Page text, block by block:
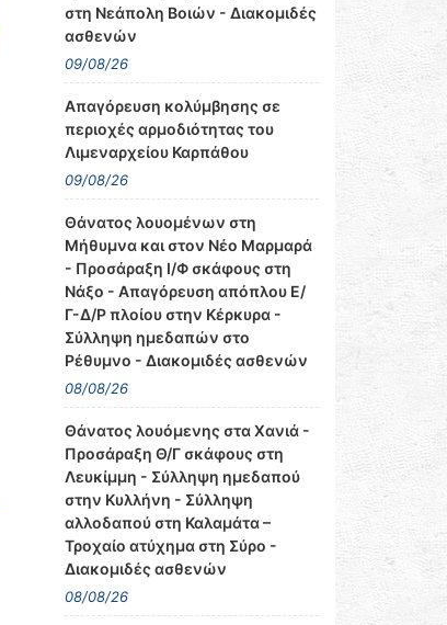
στη Νεάπολη Βοιών - Διακομιδές
ασθενών
09/08/26
Απαγόρευση κολύμβησης σε
περιοχές αρμοδιότητας του
Λιμεναρχείου Καρπάθου
09/08/26
Θάνατος λουομένων στη
Μήθυμνα και στον Νέο Μαρμαρά
- Προσάραξη Ι/Φ σκάφους στη
Νάξο - Απαγόρευση απόπλου Ε/
Γ-Δ/Ρ πλοίου στην Κέρκυρα -
Σύλληψη ημεδαπών στο
Ρέθυμνο - Διακομιδές ασθενών
08/08/26
Θάνατος λουόμενης στα Χανιά -
Προσάραξη Θ/Γ σκάφους στη
Λευκίμμη - Σύλληψη ημεδαπού
στην Κυλλήνη - Σύλληψη
αλλοδαπού στη Καλαμάτα –
Τροχαίο ατύχημα στη Σύρο -
Διακομιδές ασθενών
08/08/26